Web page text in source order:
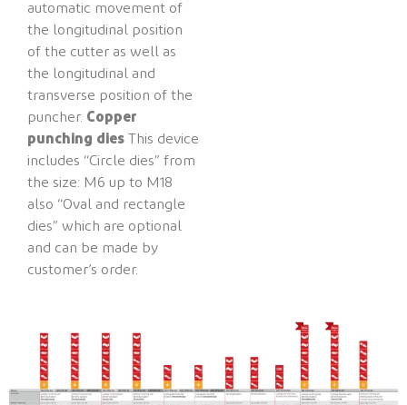
automatic movement of
the longitudinal position
of the cutter as well as
the longitudinal and
transverse position of the
puncher. Copper
punching dies This device
includes “Circle dies” from
the size: M6 up to M18
also “Oval and rectangle
dies” which are optional
and can be made by
customer’s order.